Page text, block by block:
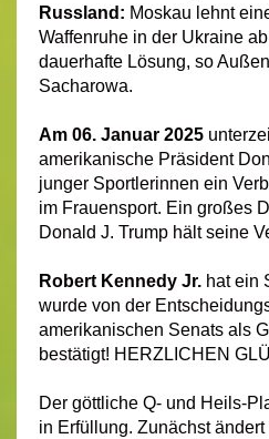
Russland: Moskau lehnt
Waffenruhe in der Ukraine
dauerhafte Lösung, so
Sacharowa.
Am 06. Januar 2025
amerikanische Präsident
junger Sportlerinnen ein
im Frauensport. Ein großes
Donald J. Trump hält seine
Robert Kennedy Jr. hat ein
wurde von der
amerikanischen Senats als
bestätigt! HERZLICHEN
Der göttliche Q- und Heils-
in Erfüllung. Zunächst